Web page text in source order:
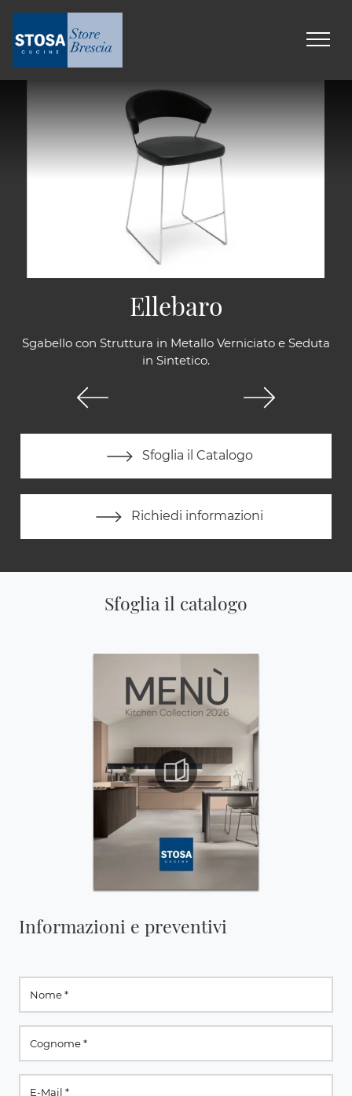
Sgabello con Struttura in Metallo Verniciato e Seduta
in Sintetico.
Sfoglia il Catalogo
Richiedi informazioni
Ellebaro
Sfoglia il catalogo
Informazioni e preventivi